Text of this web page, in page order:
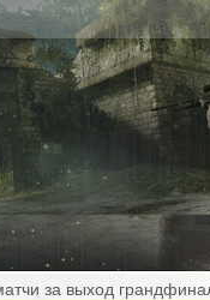
за выход